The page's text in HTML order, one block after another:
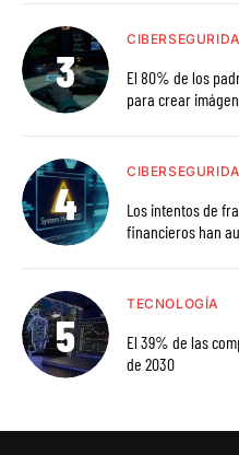
El 80% de los
para crear
Los intentos de
financieros han
TECNOLOGÍA
El 39% de las
de 2030